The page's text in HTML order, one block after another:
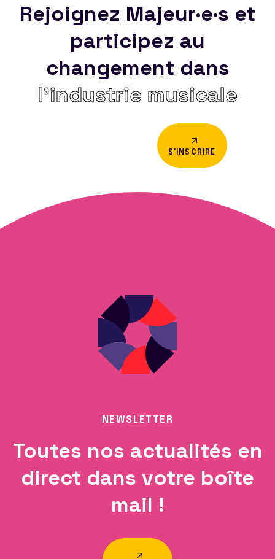
Rejoignez Majeur·e·s et
participez au
changement dans
l’industrie musicale
S'INSCRIRE
NEWSLETTER
Toutes nos actualités en
direct dans votre boîte
mail !